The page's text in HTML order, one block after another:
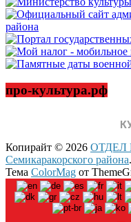
про-культура.рф
Копирайт © 2026 ОТДЕЛ
Семикаракорского района
Тема ColorMag от